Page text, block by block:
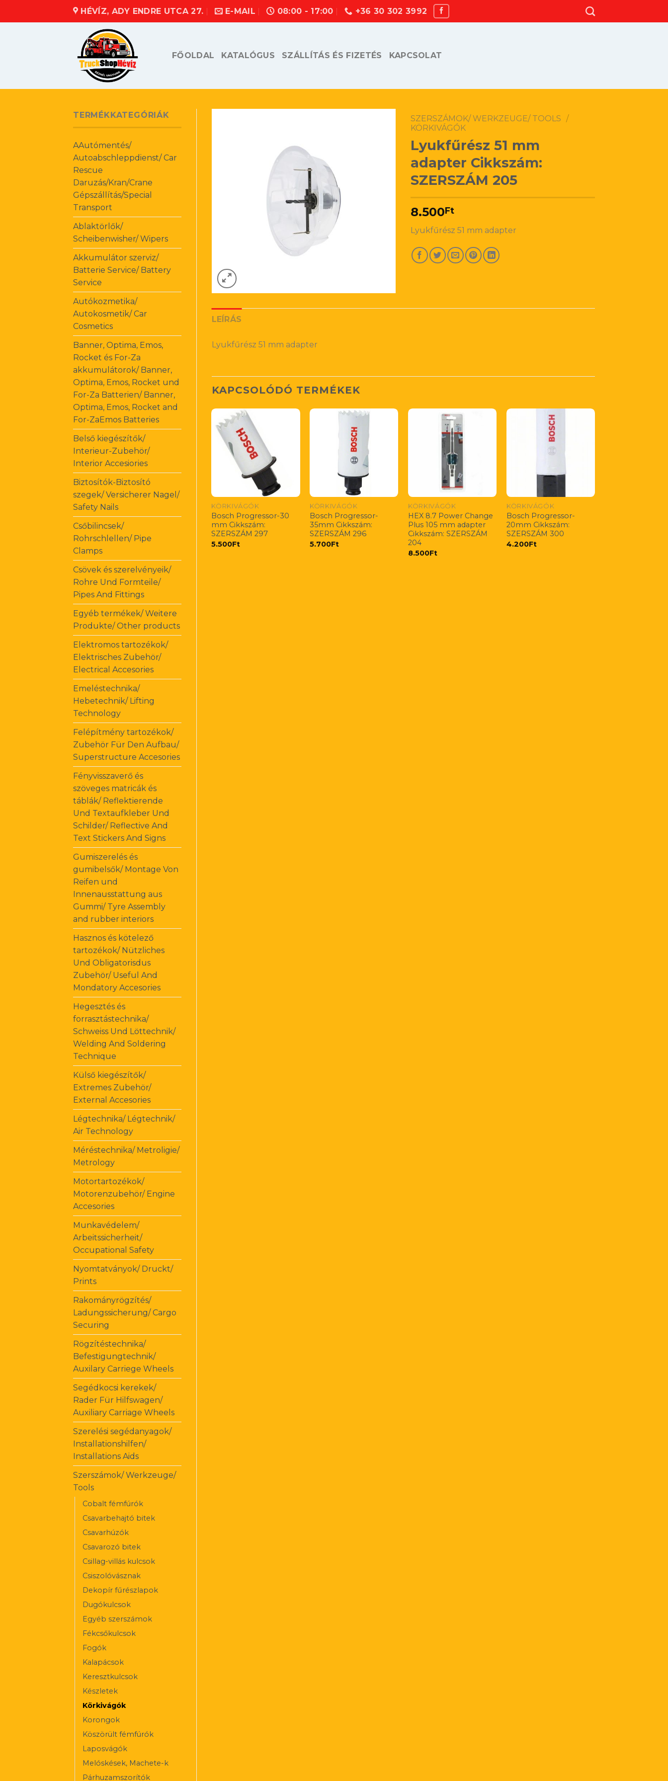
HÉVÍZ, ADY ENDRE UTCA 27. E-MAIL 08:00 - 17:00 +36 30 302 3992
FŐOLDAL KATALÓGUS SZÁLLÍTÁS ÉS FIZETÉS KAPCSOLAT
TERMÉKKATEGÓRIÁK
AAutómentés/
Autoabschleppdienst/ Car
Rescue
Daruzás/Kran/Crane
Gépszállítás/Special
Transport
Ablaktörlők/
Scheibenwisher/ Wipers
Akkumulátor szerviz/
Batterie Service/ Battery
Service
Autókozmetika/
Autokosmetik/ Car
Cosmetics
Banner, Optima, Emos,
Rocket és For-Za
akkumulátorok/ Banner,
Optima, Emos, Rocket und
For-Za Batterien/ Banner,
Optima, Emos, Rocket and
For-ZaEmos Batteries
Belső kiegészítők/
Interieur-Zubehör/
Interior Accesiories
Biztosítók-Biztosító
szegek/ Versicherer Nagel/
Safety Nails
Csőbilincsek/
Rohrschlellen/ Pipe
Clamps
Csövek és szerelvényeik/
Rohre Und Formteile/
Pipes And Fittings
Egyéb termékek/ Weitere
Produkte/ Other products
Elektromos tartozékok/
Elektrisches Zubehör/
Electrical Accesories
Emeléstechnika/
Hebetechnik/ Lifting
Technology
Felépítmény tartozékok/
Zubehör Für Den Aufbau/
Superstructure Accesories
Fényvisszaverő és
szöveges matricák és
táblák/ Reflektierende
Und Textaufkleber Und
Schilder/ Reflective And
Text Stickers And Signs
Gumiszerelés és
gumibelsők/ Montage Von
Reifen und
Innenausstattung aus
Gummi/ Tyre Assembly
and rubber interiors
Hasznos és kötelező
tartozékok/ Nützliches
Und Obligatorisdus
Zubehör/ Useful And
Mondatory Accesories
Hegesztés és
forrasztástechnika/
Schweiss Und Löttechnik/
Welding And Soldering
Technique
Külső kiegészítők/
Extremes Zubehör/
External Accesories
Légtechnika/ Légtechnik/
Air Technology
Méréstechnika/ Metroligie/
Metrology
Motortartozékok/
Motorenzubehör/ Engine
Accesories
Munkavédelem/
Arbeitssicherheit/
Occupational Safety
Nyomtatványok/ Druckt/
Prints
Rakományrögzítés/
Ladungssicherung/ Cargo
Securing
Rögzítéstechnika/
Befestigungtechnik/
Auxilary Carriege Wheels
Segédkocsi kerekek/
Rader Für Hilfswagen/
Auxiliary Carriage Wheels
Szerelési segédanyagok/
Installationshilfen/
Installations Aids
Szerszámok/ Werkzeuge/
Tools
Cobalt fémfúrók
Csavarbehajtó bitek
Csavarhúzók
Csavarozó bitek
Csillag-villás kulcsok
Csiszolóvásznak
Dekopír fűrészlapok
Dugókulcsok
Egyéb szerszámok
Fékcsőkulcsok
Fogók
Kalapácsok
Keresztkulcsok
Készletek
Körkivágók
Korongok
Köszörült fémfúrók
Laposvágók
Melóskések, Machete-k
Párhuzamszorítók
SZERSZÁMOK/ WERKZEUGE/ TOOLS /
KÖRKIVÁGÓK
Lyukfűrész 51 mm
adapter Cikkszám:
SZERSZÁM 205
8.500Ft
Lyukfűrész 51 mm adapter
LEÍRÁS
Lyukfűrész 51 mm adapter
KAPCSOLÓDÓ TERMÉKEK
KÖRKIVÁGÓK
Bosch Progressor-30
mm Cikkszám:
SZERSZÁM 297
5.500Ft
KÖRKIVÁGÓK
Bosch Progressor-
35mm Cikkszám:
SZERSZÁM 296
5.700Ft
KÖRKIVÁGÓK
HEX 8.7 Power Change
Plus 105 mm adapter
Cikkszám: SZERSZÁM
204
8.500Ft
KÖRKIVÁGÓK
Bosch Progressor-
20mm Cikkszám:
SZERSZÁM 300
4.200Ft